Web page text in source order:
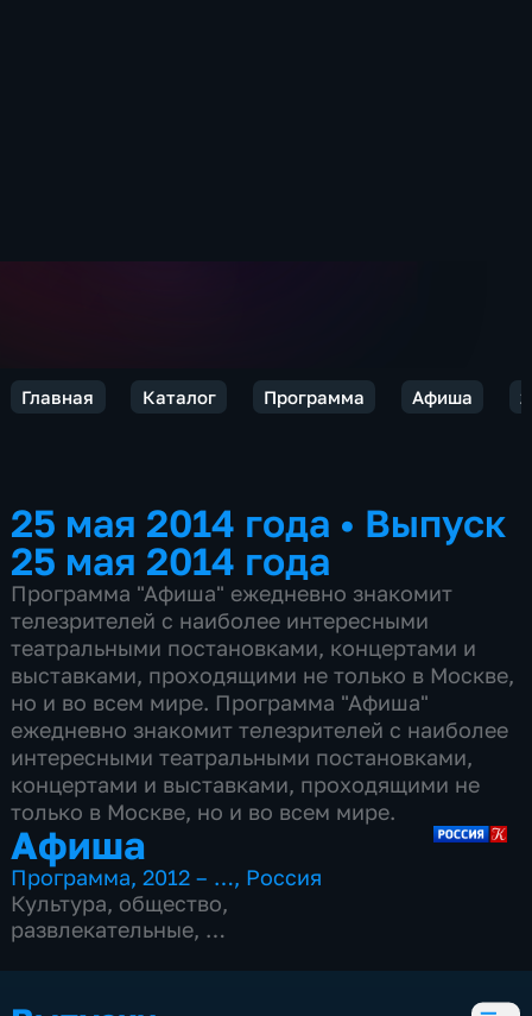
Главная Каталог Программа Афиша
25 мая 2014 года • Выпуск
25 мая 2014 года
Программа "Афиша" ежедневно знакомит
телезрителей с наиболее интересными
театральными постановками, концертами и
выставками, проходящими не только в Москве,
но и во всем мире. Программа "Афиша"
ежедневно знакомит телезрителей с наиболее
интересными театральными постановками,
концертами и выставками, проходящими не
только в Москве, но и во всем мире.
Афиша
Программа,2012 – …, Россия
Культура, общество,
развлекательные,